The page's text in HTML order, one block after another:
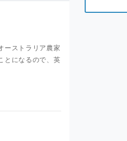
ーストラリア農家
とになるので、英